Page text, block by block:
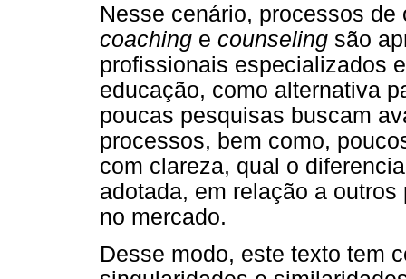
Nesse cenário, processos
coaching e counseling são
profissionais especializados
educação, como alternativa
poucas pesquisas buscam
processos, bem como,
com clareza, qual o
adotada, em relação a
no mercado.
Desse modo, este texto tem